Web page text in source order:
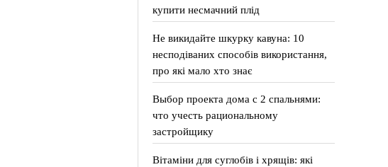
купити несмачний плід
Не викидайте шкурку кавуна: 10
несподіваних способів використання,
про які мало хто знає
Выбор проекта дома с 2 спальнями:
что учесть рациональному
застройщику
Вітаміни для суглобів і хрящів: які